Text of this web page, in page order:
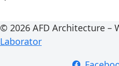
© 2026 AFD Architecture –
Laborator